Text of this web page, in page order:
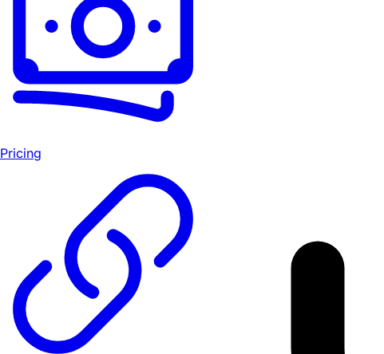
Pricing